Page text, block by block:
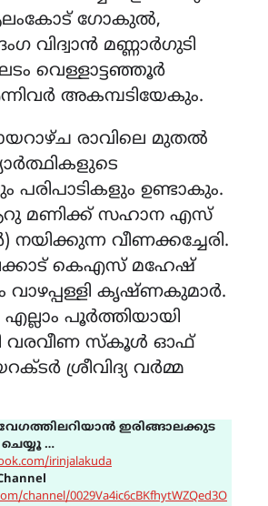
ഗോകുൽ,
വിദ്വാൻ മണ്ണാർഗുടി
വെള്ളാട്ടഞ്ഞൂർ
അകമ്പടിയേകും.
രാവിലെ മുതൽ
പരിപാടികളും ഉണ്ടാകും.
മണിക്ക് സഹാന എസ്
വീണക്കച്ചേരി.
കെഎസ് മഹേഷ്
വാഴപ്പള്ളി കൃഷ്ണകുമാർ.
പൂർത്തിയായി
വരവീണ സ്കൂൾ ഓഫ്
ശ്രീവിദ്യ വർമ്മ
ഇരിങ്ങാലക്കുട
…
irinjalakuda
channel/0029Va4ic6cBKfhytWZQed3O